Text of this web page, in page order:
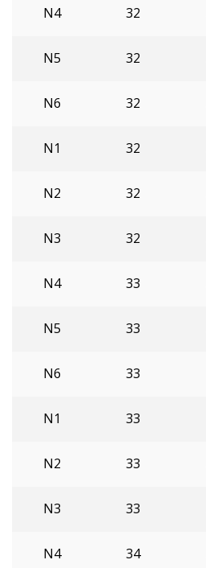
N4 32
N5 32
N6 32
N1 32
N2 32
N3 32
N4 33
N5 33
N6 33
N1 33
N2 33
N3 33
N4 34